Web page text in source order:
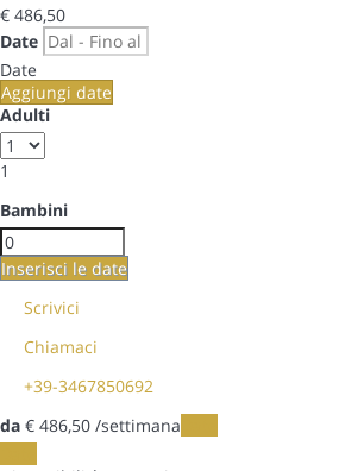
€ 486,50
Date
Date
Aggiungi date
Adulti
1
Bambini
Inserisci le date
Scrivici
Chiamaci
+39-3467850692
da € 486,50 /settimana